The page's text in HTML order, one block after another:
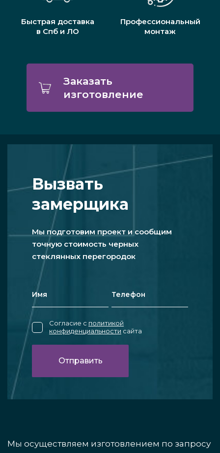
Быстрая доставка
в Спб и ЛО
Профессиональный
монтаж
Заказать
изготовление
Вызвать
замерщика
Мы подготовим проект и сообщим
точную стоимость черных
стеклянных перегородок
Согласие с политикой
конфиденциальности сайта
Мы осуществляем изготовлением по запросу